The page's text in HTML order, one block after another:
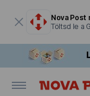
Nova Post
Töltsd le a